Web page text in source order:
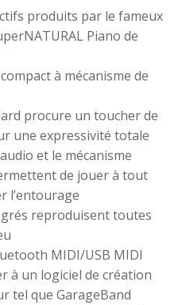
produits par le fameux
Piano de
à mécanisme de
procure un toucher de
une expressivité totale
et le mécanisme
de jouer à tout
l’entourage
reproduisent toutes
MIDI/USB MIDI
à un logiciel de création
tel que GarageBand